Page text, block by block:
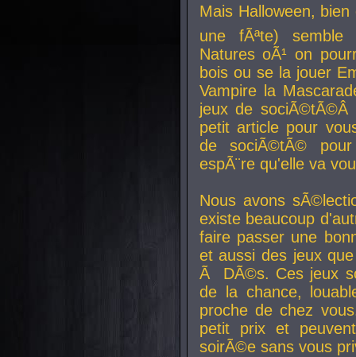
Mais Halloween, bien
une fÃªte) semble
Natures oÃ¹ on
bois ou se la jouer
Vampire la
jeux de
petit article pour
de sociÃ©tÃ©
espÃ¨re qu'elle va
Nous avons
existe beaucoup
faire passer une
et aussi des jeux
Ã DÃ©s. Ces jeux
de la chance,
proche de chez
petit prix et
soirÃ©e sans vous